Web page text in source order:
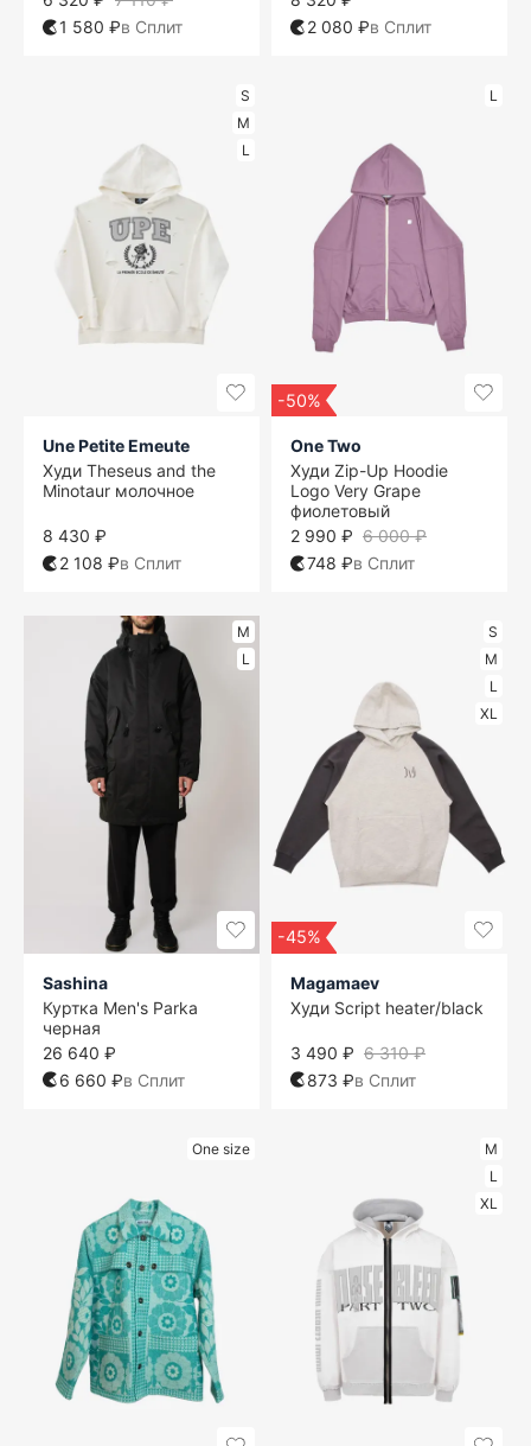
1 580 ₽в Сплит
2 080 ₽в Сплит
S
M
L
Une Petite Emeute
Худи Theseus and the
Minotaur молочное
8 430 ₽
2 108 ₽в Сплит
L
-50%
One Two
Худи Zip-Up Hoodie
Logo Very Grape
фиолетовый
6 000 ₽
2 990 ₽
748 ₽в Сплит
M
L
Sashina
Куртка Men's Parka
черная
26 640 ₽
6 660 ₽в Сплит
S
M
L
XL
-45%
Magamaev
Худи Script heater/black
6 310 ₽
3 490 ₽
873 ₽в Сплит
One size
M
L
XL